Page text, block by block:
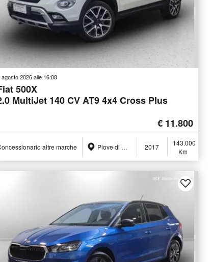
agosto 2026 alle 16:08
500X
MultiJet 140 CV AT9 4x4 Cross Plus
€ 11.800
altre marche Piove di Sacco (PD) 2017
143.000
Km